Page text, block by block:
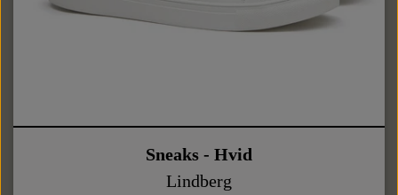
Sneaks - Hvid
Lindberg